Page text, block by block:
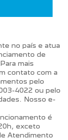
no país e atua
de
mais
contato com a
pelo
4022 ou pelo
Nosso e-
é
exceto
Atendimento